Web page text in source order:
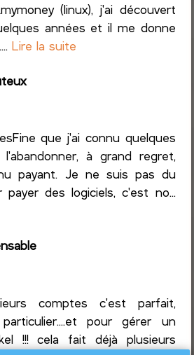
(linux), j'ai découvert
années et il me donne
Lire la suite
que j'ai connu quelques
à grand regret,
payant. Je ne suis pas du
des logiciels, c'est no...
comptes c'est parfait,
pour gérer un
!!! cela fait déjà plusieurs